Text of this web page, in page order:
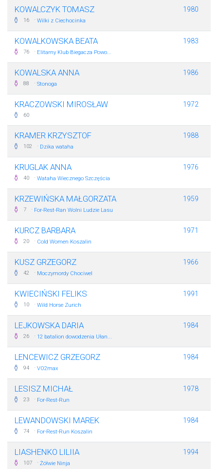
KOWALCZYK TOMASZ
16 · Wilki z Ciechocinka
1980
KOWALKOWSKA BEATA
76 · Elitarny Klub Biegacza Powo...
1983
KOWALSKA ANNA
88 · Stonoga
1986
KRACZOWSKI MIROSŁAW
60
1972
KRAMER KRZYSZTOF
102 · Dzika wataha
1988
KRUGLAK ANNA
40 · Wataha Wiecznego Szczęścia
1976
KRZEWIŃSKA MAŁGORZATA
7 · For-Rest-Ran Wolni Ludzie Lasu
1959
KURCZ BARBARA
20 · Cold Women Koszalin
1971
KUSZ GRZEGORZ
42 · Moczymordy Chociwel
1966
KWIECIŃSKI FELIKS
10 · Wild Horse Zurich
1991
LEJKOWSKA DARIA
26 · 12 batalion dowodzenia Ułan...
1984
LENCEWICZ GRZEGORZ
94 · VO2max
1984
LESISZ MICHAŁ
23 · For-Rest-Run
1978
LEWANDOWSKI MAREK
74 · For-Rest-Run Koszalin
1984
LIASHENKO LILIIA
107 · Żółwie Ninja
1994